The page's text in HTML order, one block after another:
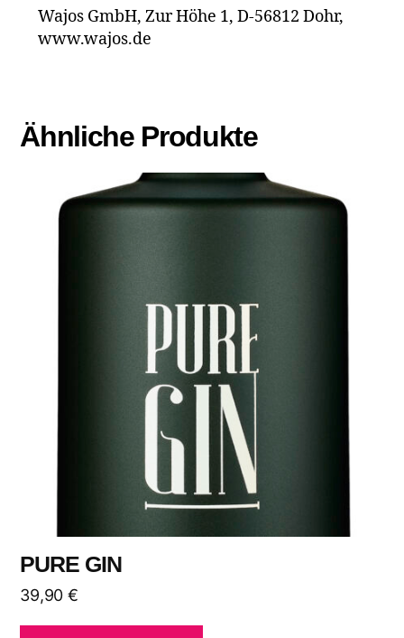
Wajos GmbH, Zur Höhe 1, D-56812 Dohr,
www.wajos.de
Ähnliche Produkte
PURE GIN
39,90 €